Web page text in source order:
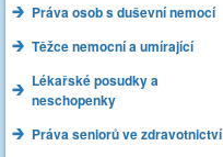
Práva osob s duševní nemocí
Těžce nemocní a umírající
Lékařské posudky a
neschopenky
Práva seniorů ve zdravotnictví